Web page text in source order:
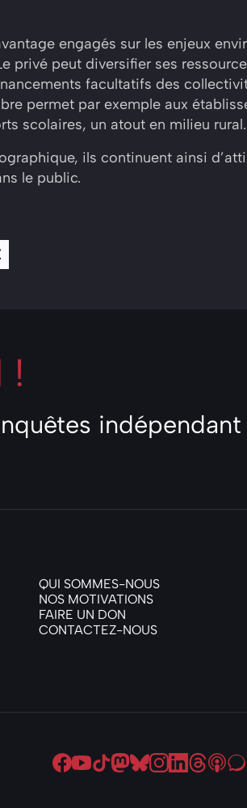
engagés sur les enjeux
privé peut diversifier ses
facultatifs des
permet par exemple aux
scolaires, un atout en milieu rural.
ils continuent ainsi
le public.
!
indépendant
QUI SOMMES-NOUS
NOS MOTIVATIONS
FAIRE UN DON
CONTACTEZ-NOUS
Suivez-nous sur Facebook
Suivez-nous sur Youtube
Suivez-nous sur Tiktok
Suivez-nous sur
Suivez-nous sur
Suivez-nous
Suivez-